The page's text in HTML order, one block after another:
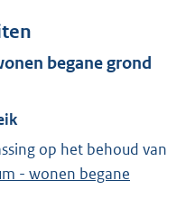
begane grond
op het behoud van
- wonen begane